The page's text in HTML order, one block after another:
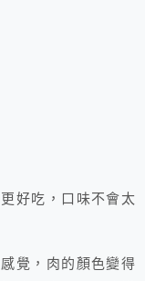
好吃，口味不會太
覺，肉的顏色變得